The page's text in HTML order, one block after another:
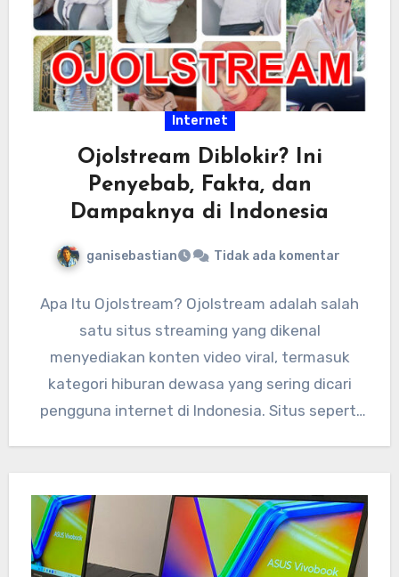
Internet
Ojolstream Diblokir? Ini
Penyebab, Fakta, dan
Dampaknya di Indonesia
ganisebastian Tidak ada komentar
Apa Itu Ojolstream? Ojolstream adalah salah
satu situs streaming yang dikenal
menyediakan konten video viral, termasuk
kategori hiburan dewasa yang sering dicari
pengguna internet di Indonesia. Situs seperti